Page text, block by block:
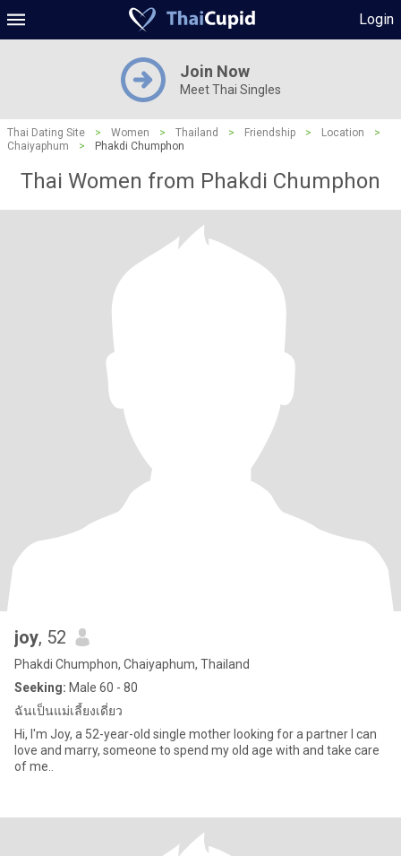
Login
Join Now
Meet Thai Singles
Thai Dating Site > Women > Thailand > Friendship > Location
>
Chaiyaphum
> Phakdi Chumphon
Thai Women from Phakdi Chumphon
joy, 52
Phakdi Chumphon, Chaiyaphum, Thailand
Seeking: Male 60 - 80
ฉันเป็นแม่เลี้ยงเดี่ยว
Hi, I'm Joy, a 52-year-old single mother looking for a partner I can
love and marry, someone to spend my old age with and take care
of me..